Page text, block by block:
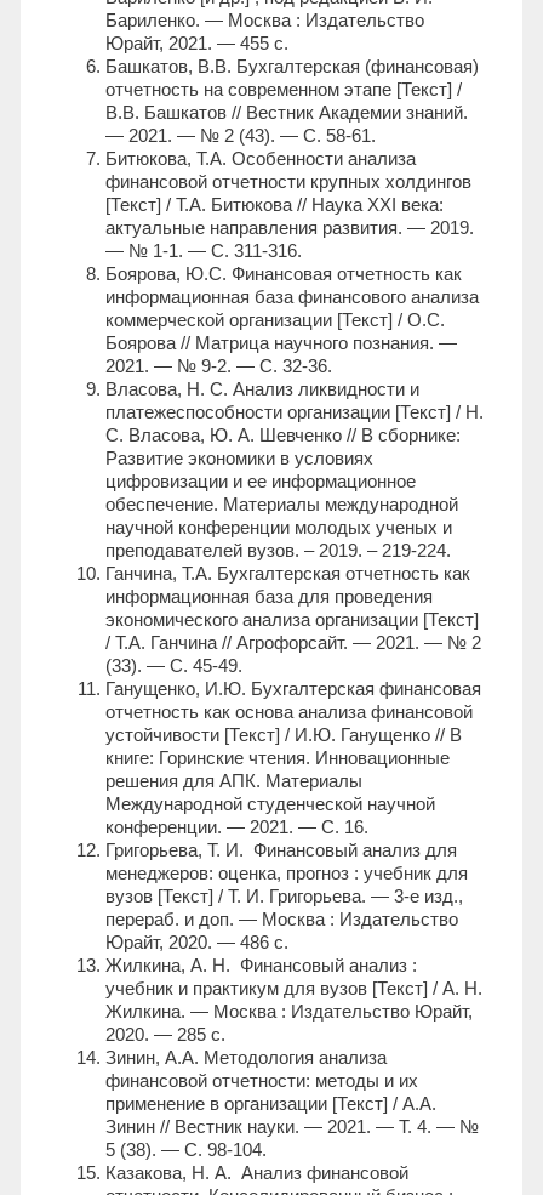
Бариленко. — Москва : Издательство
Юрайт, 2021. — 455 с.
Башкатов, В.В. Бухгалтерская (финансовая)
отчетность на современном этапе [Текст] /
В.В. Башкатов // Вестник Академии знаний.
— 2021. — № 2 (43). — С. 58-61.
Битюкова, Т.А. Особенности анализа
финансовой отчетности крупных холдингов
[Текст] / Т.А. Битюкова // Наука XXI века:
актуальные направления развития. — 2019.
— № 1-1. — С. 311-316.
Боярова, Ю.С. Финансовая отчетность как
информационная база финансового анализа
коммерческой организации [Текст] / О.С.
Боярова // Матрица научного познания. —
2021. — № 9-2. — С. 32-36.
Власова, Н. С. Анализ ликвидности и
платежеспособности организации [Текст] / Н.
С. Власова, Ю. А. Шевченко // В сборнике:
Развитие экономики в условиях
цифровизации и ее информационное
обеспечение. Материалы международной
научной конференции молодых ученых и
преподавателей вузов. – 2019. – 219-224.
Ганчина, Т.А. Бухгалтерская отчетность как
информационная база для проведения
экономического анализа организации [Текст]
/ Т.А. Ганчина // Агрофорсайт. — 2021. — № 2
(33). — С. 45-49.
Ганущенко, И.Ю. Бухгалтерская финансовая
отчетность как основа анализа финансовой
устойчивости [Текст] / И.Ю. Ганущенко // В
книге: Горинские чтения. Инновационные
решения для АПК. Материалы
Международной студенческой научной
конференции. — 2021. — С. 16.
Григорьева, Т. И. Финансовый анализ для
менеджеров: оценка, прогноз : учебник для
вузов [Текст] / Т. И. Григорьева. — 3-е изд.,
перераб. и доп. — Москва : Издательство
Юрайт, 2020. — 486 с.
Жилкина, А. Н. Финансовый анализ :
учебник и практикум для вузов [Текст] / А. Н.
Жилкина. — Москва : Издательство Юрайт,
2020. — 285 с.
Зинин, А.А. Методология анализа
финансовой отчетности: методы и их
применение в организации [Текст] / А.А.
Зинин // Вестник науки. — 2021. — Т. 4. — №
5 (38). — С. 98-104.
Казакова, Н. А. Анализ финансовой